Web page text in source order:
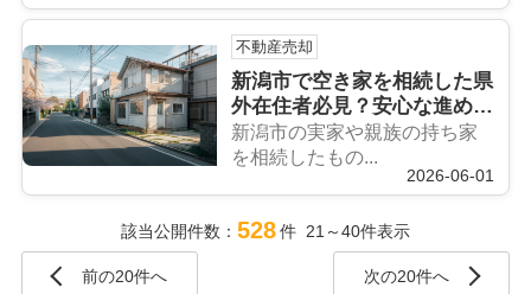
不動産売却
新潟市で空き家を相続した県
外在住者必見？安心な進め方
と手続きの流れを解説
新潟市の実家や親族の持ち家
を相続したもの...
2026-06-01
該当公開件数： 528件 21～40件表示
前の20件へ 次の20件へ